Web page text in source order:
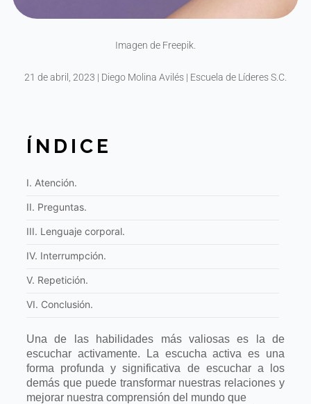
Imagen de Freepik.
21 de abril, 2023 | Diego Molina Avilés | Escuela de Líderes S.C.
ÍNDICE
I. Atención.
II. Preguntas.
III. Lenguaje corporal.
IV. Interrumpción.
V. Repetición.
VI. Conclusión.
Una de las habilidades más valiosas es la de
escuchar activamente. La escuchaactiva es una
forma profunda y significativa de escuchar a los
demás que puede transformar nuestras relaciones y
mejorar nuestra comprensión del mundo que